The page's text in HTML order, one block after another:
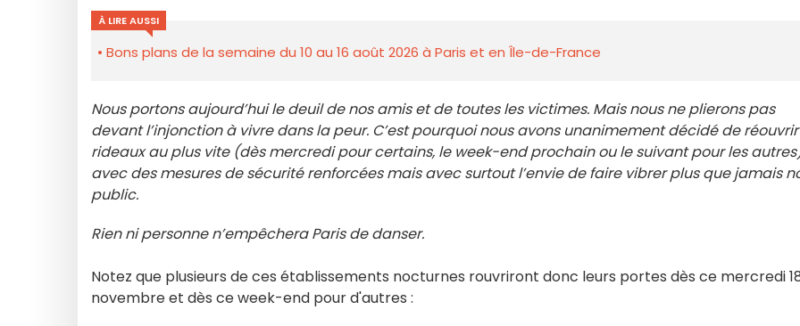
À LIRE AUSSI
Bons plans de la semaine du 10 au 16 août 2026 à Paris et en Île-de-France
Nous portons aujourd’hui le deuil de nos amis et de toutes les victimes. Mais nous ne plierons pas
devant l’injonction à vivre dans la peur. C’est pourquoi nous avons unanimement décidé de
rideaux au plus vite (dès mercredi pour certains, le week-end prochain ou le suivant pour les
avec des mesures de sécurité renforcées mais avec surtout l’envie de faire vibrer plus que jamais
public.
Rien ni personne n’empêchera Paris de danser.
Notez que plusieurs de ces établissements nocturnes rouvriront donc leurs portes dès ce mercredi
novembre et dès ce week-end pour d'autres :